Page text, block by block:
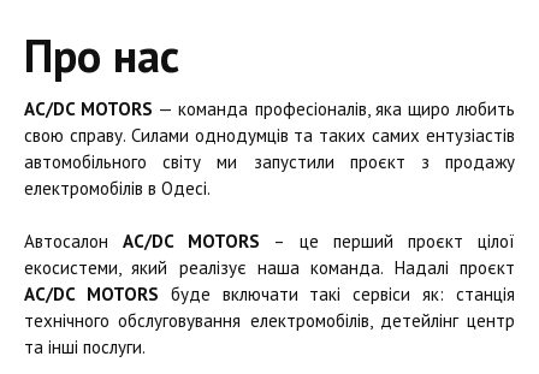
Про нас
AC/DC MOTORS — команда професіоналів, яка щиро любить
свою справу. Силами однодумців та таких самих ентузіастів
автомобільного світу ми запустили проєкт з продажу
електромобілів в Одесі.
АвтосалонAC/DC MOTORS – це перший проєкт цілої
екосистеми, який реалізує наша команда. Надалі проєкт
AC/DC MOTORS буде включати такі сервіси як: станція
технічного обслуговування електромобілів, детейлінг центр
та інші послуги.